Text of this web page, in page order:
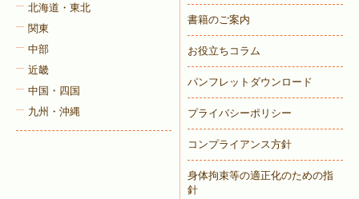
北海道・東北
関東
中部
近畿
中国・四国
九州・沖縄
書籍のご案内
お役立ちコラム
パンフレットダウンロード
プライバシーポリシー
コンプライアンス方針
身体拘束等の適正化のための指
針